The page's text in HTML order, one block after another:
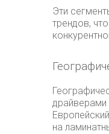
Эти
трендов,
драйверами
на